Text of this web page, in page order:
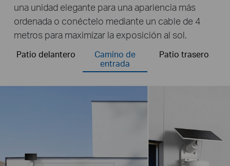
una unidad elegante para una apariencia más
ordenada o conéctelo mediante un cable de 4
metros para maximizar la exposición al sol.
Patio delantero
Camino de
entrada
Patio trasero